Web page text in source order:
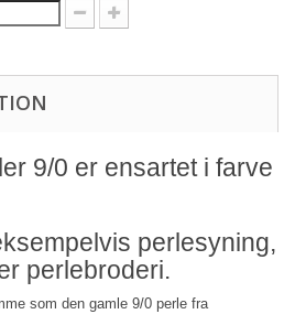
9/0 er ensartet i farve
perlesyning,
perlebroderi.
som den gamle 9/0 perle fra